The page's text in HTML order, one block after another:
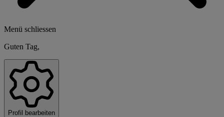
Menü schliessen
Guten Tag,
Profil bearbeiten